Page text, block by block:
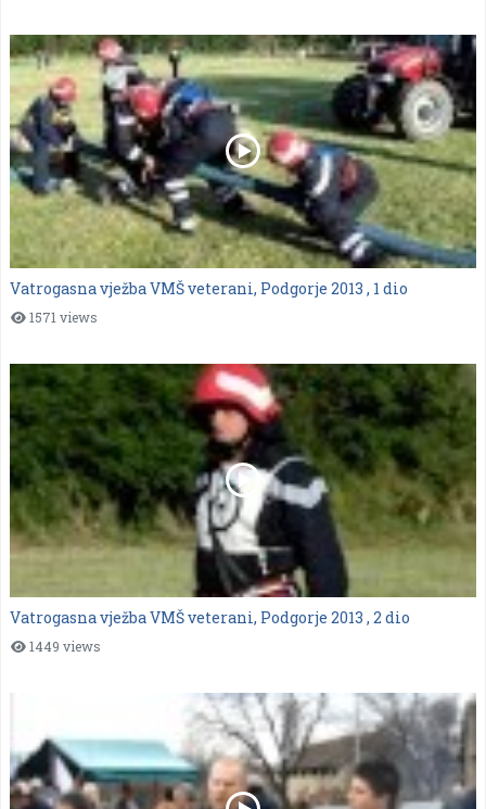
Vatrogasna vježba VMŠ veterani, Podgorje 2013 , 1 dio
1571 views
Vatrogasna vježba VMŠ veterani, Podgorje 2013 , 2 dio
1449 views